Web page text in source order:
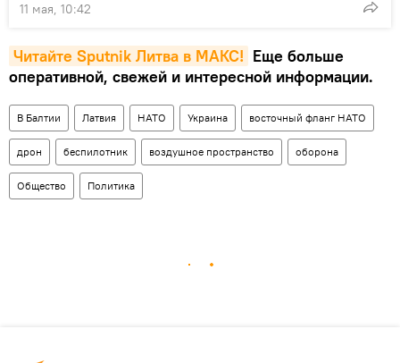
11 мая, 10:42
Читайте Sputnik Литва в MAКС! Еще больше
оперативной, свежей и интересной информации.
В Балтии Латвия НАТО Украина восточный фланг НАТО
дрон беспилотник воздушное пространство оборона
Общество Политика